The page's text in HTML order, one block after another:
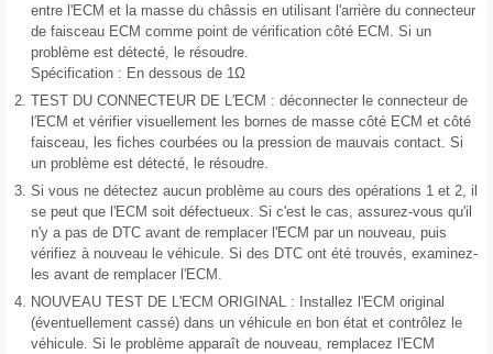
entre l'ECM et la masse du châssis en utilisant l'arrière du connecteur
de faisceau ECM comme point de vérification côté ECM. Si un
problème est détecté, le résoudre.
Spécification : En dessous de 1Ω
2. TEST DU CONNECTEUR DE L′ECM : déconnecter le connecteur de
l′ECM et vérifier visuellement les bornes de masse côté ECM et côté
faisceau, les fiches courbées ou la pression de mauvais contact. Si
un problème est détecté, le résoudre.
3. Si vous ne détectez aucun problème au cours des opérations 1 et 2, il
se peut que l'ECM soit défectueux. Si c'est le cas, assurez-vous qu'il
n'y a pas de DTC avant de remplacer l'ECM par un nouveau, puis
vérifiez à nouveau le véhicule. Si des DTC ont été trouvés, examinez-
les avant de remplacer l'ECM.
4. NOUVEAU TEST DE L'ECM ORIGINAL : Installez l'ECM original
(éventuellement cassé) dans un véhicule en bon état et contrôlez le
véhicule. Si le problème apparaît de nouveau, remplacez l'ECM